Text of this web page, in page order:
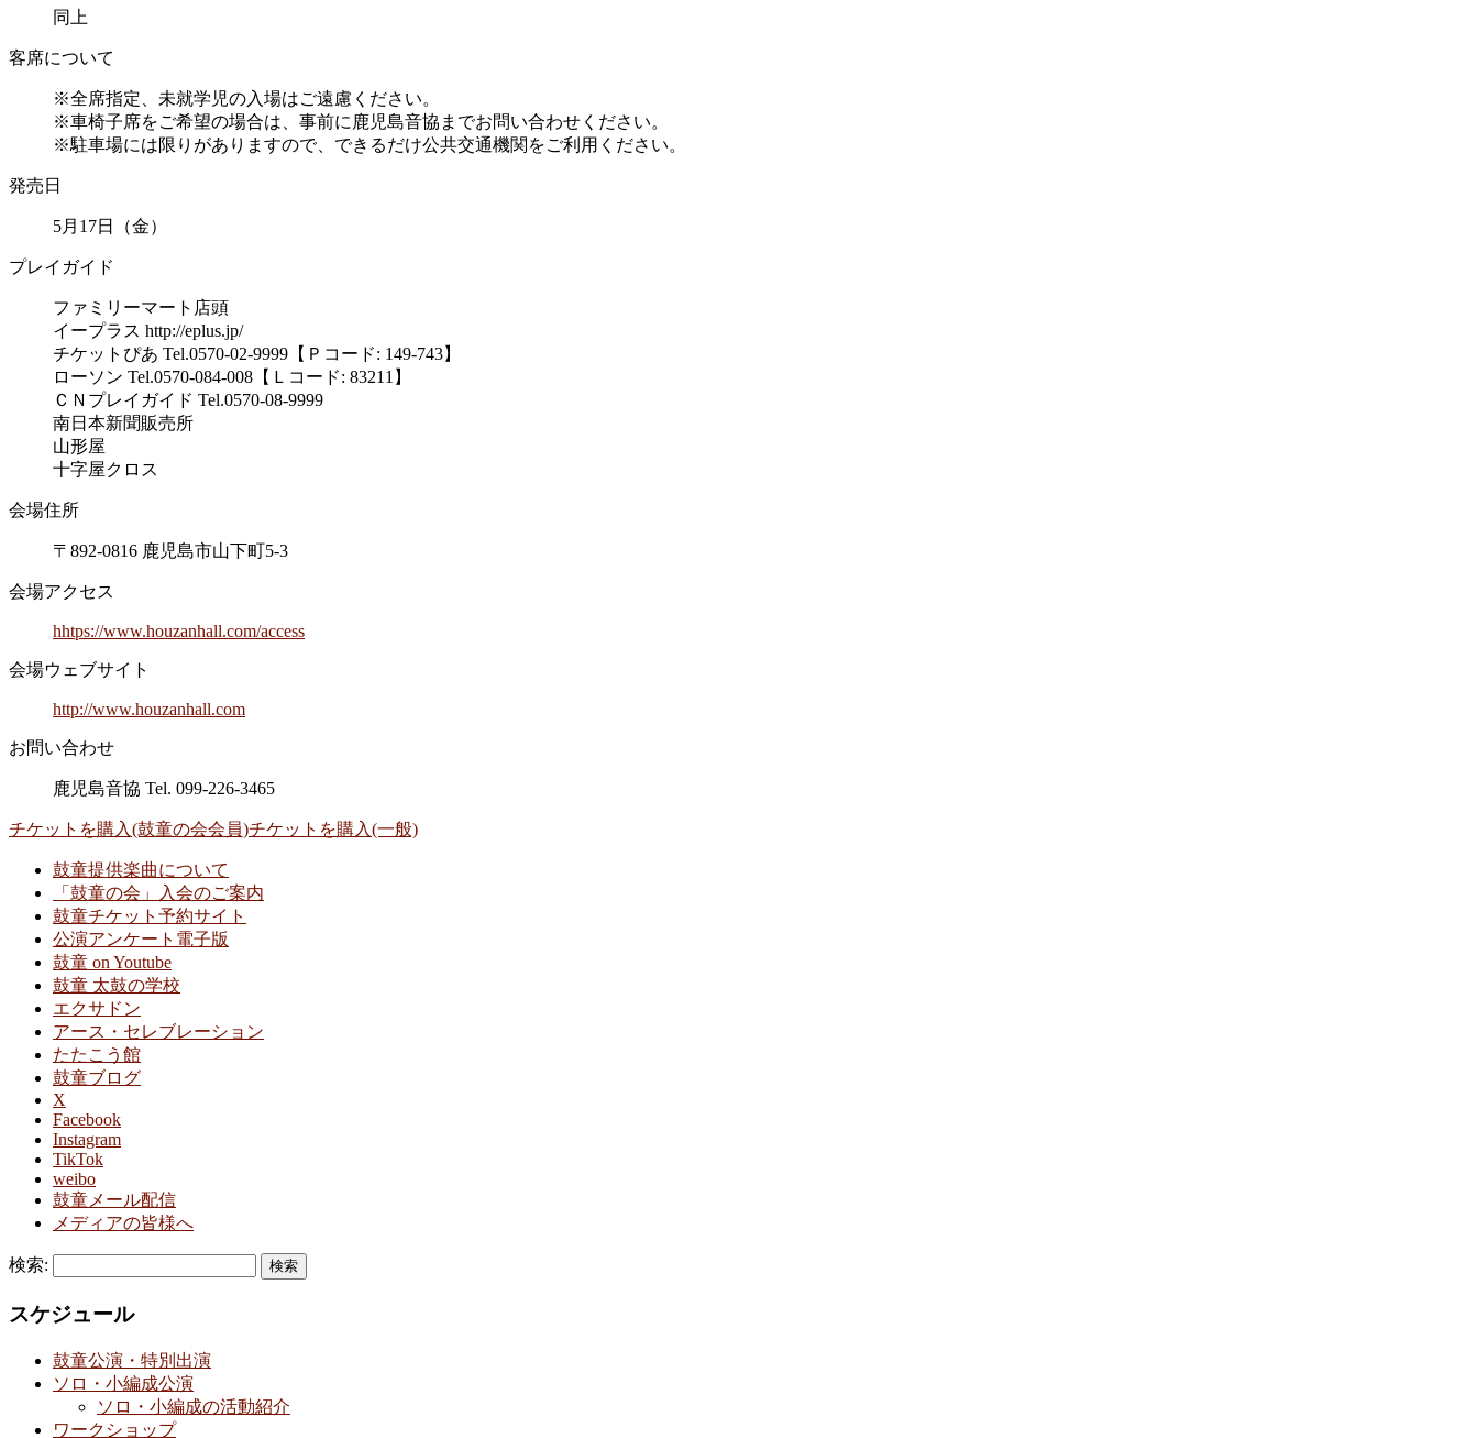
同上
客席について
※全席指定、未就学児の入場はご遠慮ください。
※車椅子席をご希望の場合は、事前に鹿児島音協までお問い合わせください。
※駐車場には限りがありますので、できるだけ公共交通機関をご利用ください。
発売日
5月17日（金）
プレイガイド
ファミリーマート店頭
イープラス http://eplus.jp/
チケットぴあ Tel.0570-02-9999【Ｐコード: 149-743】
ローソン Tel.0570-084-008【Ｌコード: 83211】
ＣＮプレイガイド Tel.0570-08-9999
南日本新聞販売所
山形屋
十字屋クロス
会場住所
〒892-0816 鹿児島市山下町5-3
会場アクセス
hhtps://www.houzanhall.com/access
会場ウェブサイト
http://www.houzanhall.com
お問い合わせ
鹿児島音協 Tel. 099-226-3465
チケットを購入(鼓童の会会員)チケットを購入(一般)
鼓童提供楽曲について
「鼓童の会」入会のご案内
鼓童チケット予約サイト
公演アンケート電子版
鼓童 on Youtube
鼓童 太鼓の学校
エクサドン
アース・セレブレーション
たたこう館
鼓童ブログ
X
Facebook
Instagram
TikTok
weibo
鼓童メール配信
メディアの皆様へ
検索:
スケジュール
鼓童公演・特別出演
ソロ・小編成公演
ソロ・小編成の活動紹介
ワークショップ